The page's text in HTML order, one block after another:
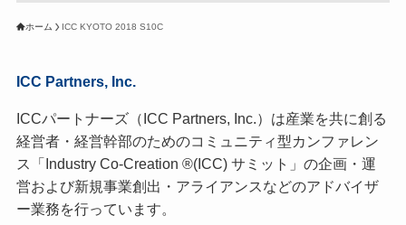
ホーム ICC KYOTO 2018 S10C
ICC Partners, Inc.
ICCパートナーズ（ICC Partners, Inc.）は産業を共に創る
経営者・経営幹部のためのコミュニティ型カンファレン
ス「Industry Co-Creation ®(ICC) サミット」の企画・運
営および新規事業創出・アライアンスなどのアドバイザ
ー業務を行っています。